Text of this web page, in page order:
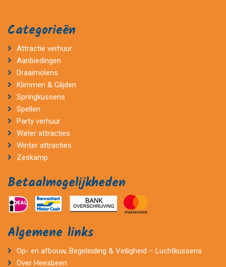
Categorieën
Attractie verhuur
Aanbiedingen
Draaimolens
Klimmen & Glijden
Springkussens
Spellen
Party verhuur
Water attracties
Winter attracties
Zeskamp
Betaalmogelijkheden
Algemene links
Op- en afbouw, Begeleiding & Veiligheid – Luchtkussens
Over Heesbeen